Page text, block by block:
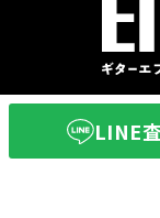
LINE
和